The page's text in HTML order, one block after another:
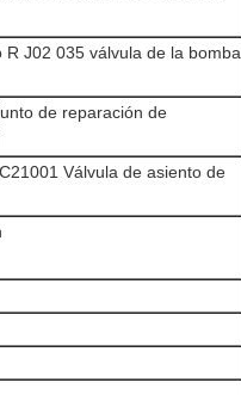
J02 035 válvula de la bomba
de reparación de
Válvula de asiento de